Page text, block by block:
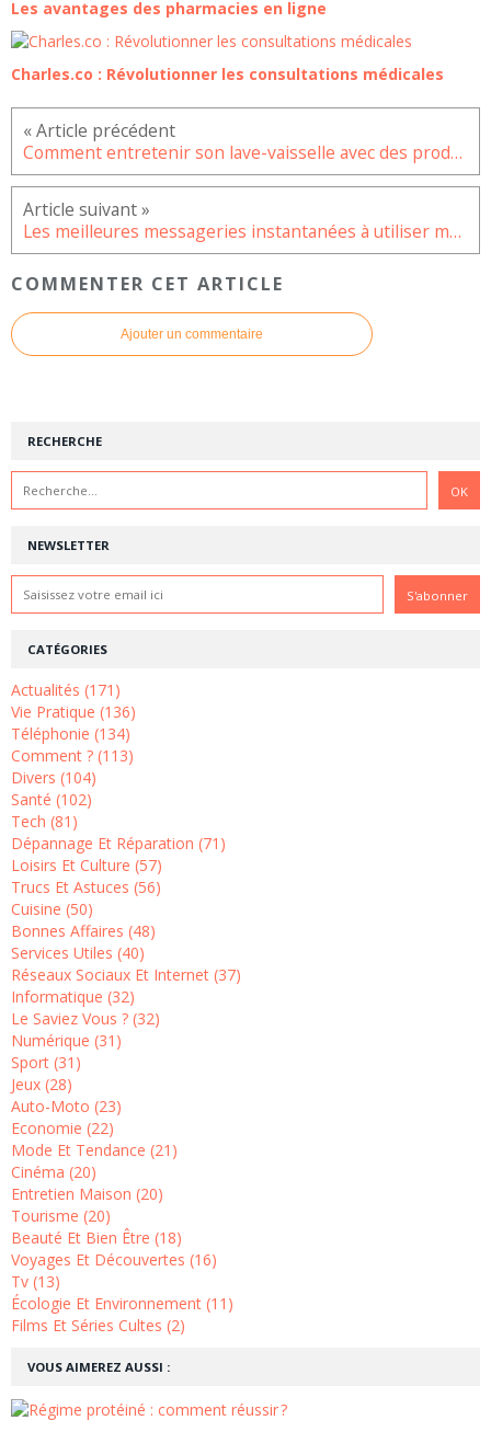
Les avantages des pharmacies en ligne
Charles.co : Révolutionner les consultations médicales
Comment entretenir son lave-vaisselle avec des produits naturels ?
Les meilleures messageries instantanées à utiliser même sans numéro de téléphone
COMMENTER CET ARTICLE
Ajouter un commentaire
NEWSLETTER
RECHERCHE
VOUS AIMEREZ AUSSI :
CATÉGORIES
Actualités (171)
Vie Pratique (136)
Téléphonie (134)
Comment ? (113)
Divers (104)
Santé (102)
Tech (81)
Dépannage Et Réparation (71)
Loisirs Et Culture (57)
Trucs Et Astuces (56)
Cuisine (50)
Bonnes Affaires (48)
Services Utiles (40)
Réseaux Sociaux Et Internet (37)
Informatique (32)
Le Saviez Vous ? (32)
Numérique (31)
Sport (31)
Jeux (28)
Auto-Moto (23)
Economie (22)
Mode Et Tendance (21)
Cinéma (20)
Entretien Maison (20)
Tourisme (20)
Beauté Et Bien Être (18)
Voyages Et Découvertes (16)
Tv (13)
Écologie Et Environnement (11)
Films Et Séries Cultes (2)